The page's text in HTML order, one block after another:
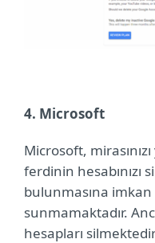
4. Microsoft
Microsoft,
ferdinin hesabınızı
bulunmasına
sunmamaktadır.
hesapları